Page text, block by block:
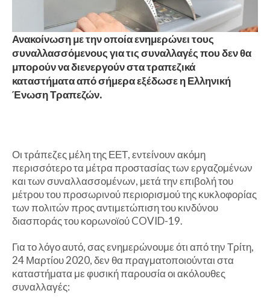
Ανακοίνωση με την οποία ενημερώνει τους
συναλλασσόμενους για τις συναλλαγές που δεν θα
μπορούν να διενεργούν στα τραπεζικά
καταστήματα από σήμερα εξέδωσε η Ελληνική
Ένωση Τραπεζών.
Οι τράπεζες μέλη της ΕΕΤ, εντείνουν ακόμη
περισσότερο τα μέτρα προστασίας των εργαζομένων
και των συναλλασσομένων, μετά την επιβολή του
μέτρου του προσωρινού περιορισμού της κυκλοφορίας
των πολιτών προς αντιμετώπιση του κινδύνου
διασποράς του κορωνοϊού COVID-19.
Για το λόγο αυτό, σας ενημερώνουμε ότι από την Τρίτη,
24 Μαρτίου 2020, δεν θα πραγματοποιούνται στα
καταστήματα με φυσική παρουσία οι ακόλουθες
συναλλαγές: